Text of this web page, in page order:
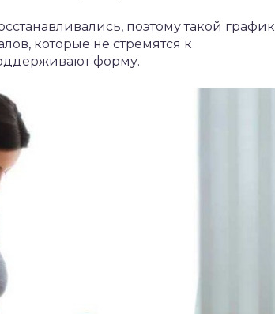
поэтому такой график
которые не стремятся к
форму.